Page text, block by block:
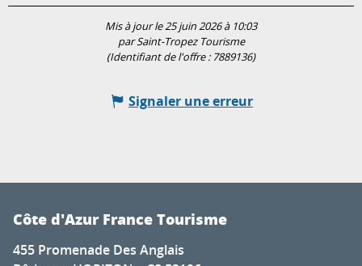
Mis à jour le 25 juin 2026 à 10:03
par Saint-Tropez Tourisme
(Identifiant de l'offre : 7889136)
Signaler une erreur
Côte d'Azur France Tourisme
455 Promenade Des Anglais